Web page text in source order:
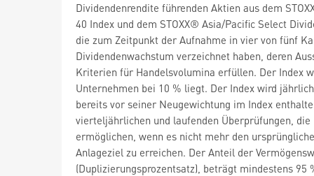
Dividendenrendite führenden Aktien aus dem
40 Index und dem STOXX® Asia/Pacific Select
die zum Zeitpunkt der Aufnahme in vier von fünf
Dividendenwachstum verzeichnet haben, deren
Kriterien für Handelsvolumina erfüllen. Der Index
Unternehmen bei 10 % liegt. Der Index wird
bereits vor seiner Neugewichtung im Index
vierteljährlichen und laufenden Überprüfungen,
ermöglichen, wenn es nicht mehr den
Anlageziel zu erreichen. Der Anteil der
(Duplizierungsprozentsatz), beträgt mindestens